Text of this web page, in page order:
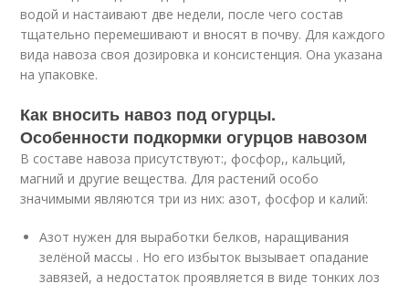
водой и настаивают две недели, после чего состав
тщательно перемешивают и вносят в почву. Для каждого
вида навоза своя дозировка и консистенция. Она указана
на упаковке.
Как вносить навоз под огурцы.
Особенности подкормки огурцов навозом
В составе навоза присутствуют:, фосфор,, кальций,
магний и другие вещества. Для растений особо
значимыми являются три из них: азот, фосфор и калий:
Азот нужен для выработки белков, наращивания
зелёной массы . Но его избыток вызывает опадание
завязей, а недостаток проявляется в виде тонких лоз